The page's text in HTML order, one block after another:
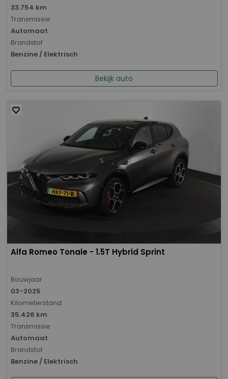
33.754 km
Transmissie
Automaat
Brandstof
Benzine / Elektrisch
Bekijk auto
Alfa Romeo Tonale - 1.5T Hybrid Sprint
Bouwjaar
03-2025
Kilometerstand
35.426 km
Transmissie
Automaat
Brandstof
Benzine / Elektrisch